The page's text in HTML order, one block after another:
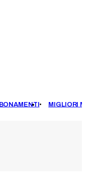
MIGLIORI